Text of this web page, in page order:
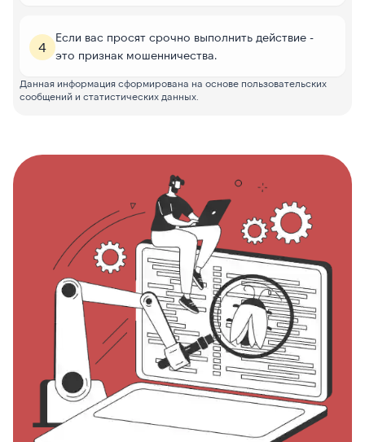
4
Если вас просят срочно выполнить действие -
это признак мошенничества.
Данная информация сформирована на основе пользовательских
сообщений и статистических данных.